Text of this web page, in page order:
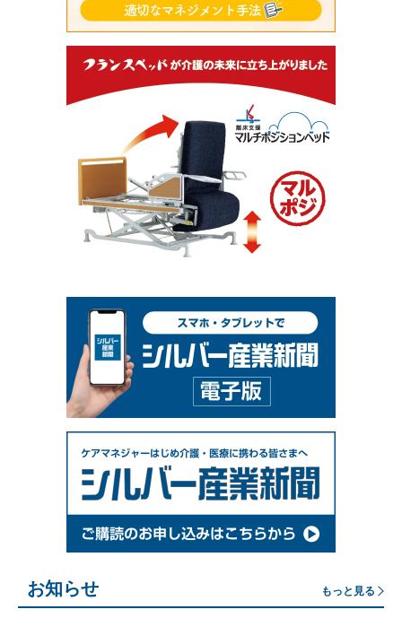
お知らせ もっと見る